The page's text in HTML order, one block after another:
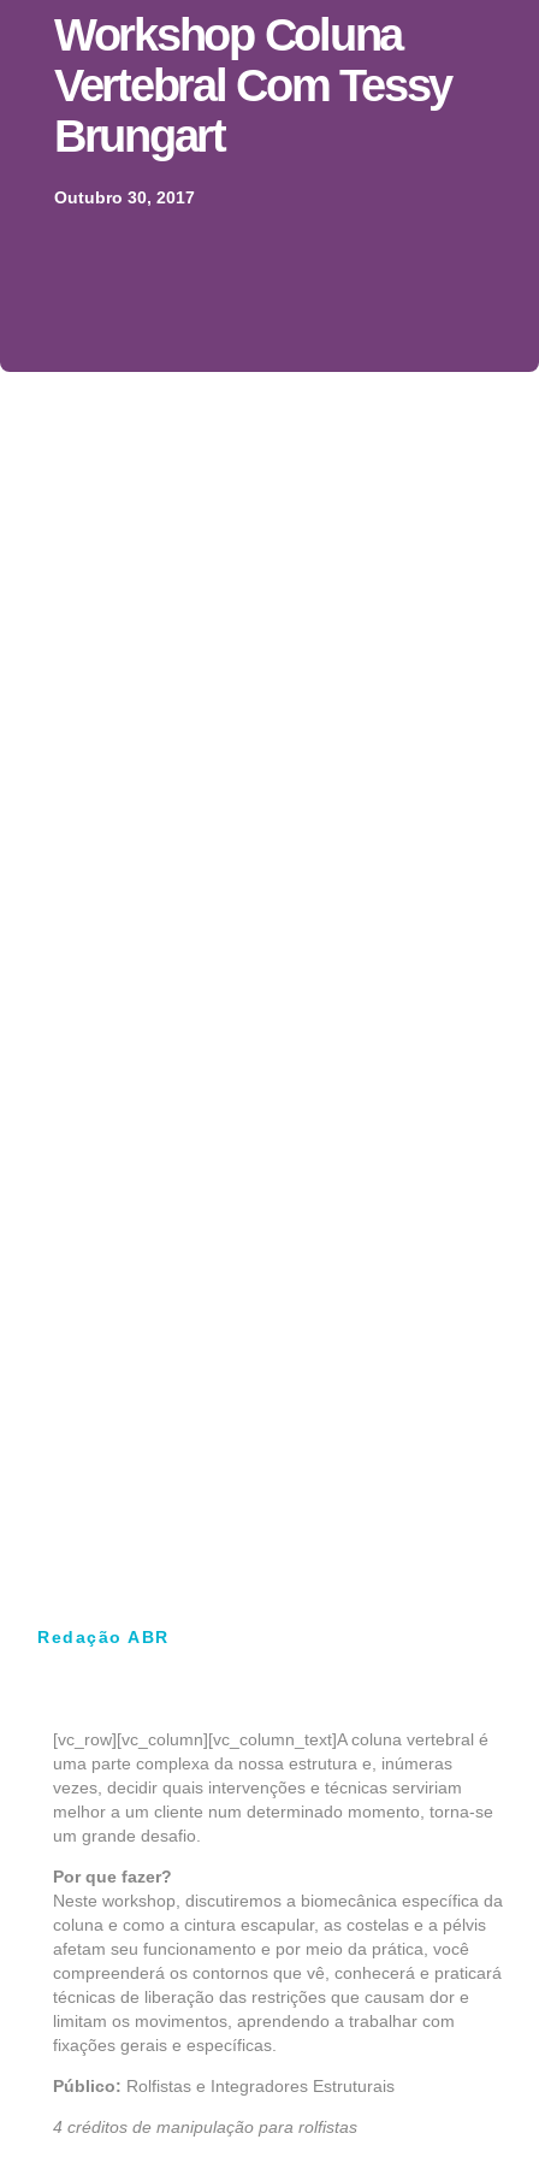
Workshop Coluna
Vertebral Com Tessy
Brungart
Outubro 30, 2017
Redação ABR
[vc_row][vc_column][vc_column_text]A coluna vertebral é
uma parte complexa da nossa estrutura e, inúmeras
vezes, decidir quais intervenções e técnicas serviriam
melhor a um cliente num determinado momento, torna-se
um grande desafio.
Por que fazer?
Neste workshop, discutiremos a biomecânica específica da
coluna e como a cintura escapular, as costelas e a pélvis
afetam seu funcionamento e por meio da prática, você
compreenderá os contornos que vê, conhecerá e praticará
técnicas de liberação das restrições que causam dor e
limitam os movimentos, aprendendo a trabalhar com
fixações gerais e específicas.
Público: Rolfistas e Integradores Estruturais
4 créditos de manipulação para rolfistas